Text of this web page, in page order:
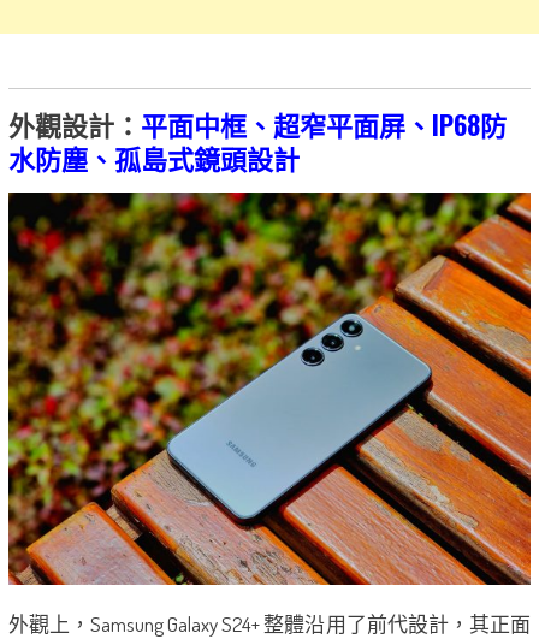
外觀設計： 平面中框、超窄平面屏、IP68防
水防塵、孤島式鏡頭設計
外觀上，Samsung Galaxy S24+ 整體沿用了前代設計，其正面